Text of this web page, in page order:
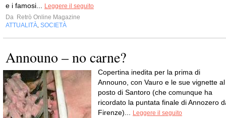
e i famosi...
Leggere il seguito
Da Retrò Online Magazine
ATTUALITÀ SOCIETÀ
Announo – no carne?
Copertina inedita per la prima di
Announo, con Vauro e le sue vignette al
posto di Santoro (che comunque ha
ricordato la puntata finale di Annozero
Firenze)...
Leggere il seguito